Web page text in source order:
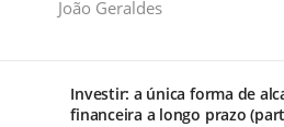
João Geraldes
Investir: a única forma de
financeira a longo prazo